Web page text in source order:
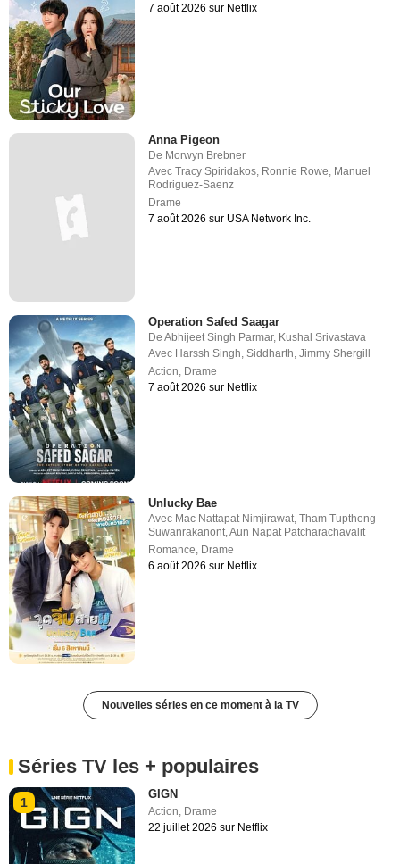
7 août 2026 sur Netflix
Anna Pigeon
De Morwyn Brebner
AvecTracy Spiridakos, Ronnie Rowe, Manuel
Rodriguez-Saenz
Drame
7 août 2026 sur USA Network Inc.
Operation Safed Saagar
DeAbhijeet Singh Parmar, Kushal Srivastava
Avec Harssh Singh ,Siddharth ,Jimmy Shergill
Action Drame
7 août 2026 sur Netflix
Unlucky Bae
Avec Mac Nattapat Nimjirawat,Tham Tupthong
Suwanrakanont,Aun Napat Patcharachavalit
Romance, Drame
6 août 2026 sur Netflix
Nouvelles séries en ce moment à la TV
Séries TV les + populaires
1
GIGN
Action, Drame
22 juillet 2026 sur Netflix